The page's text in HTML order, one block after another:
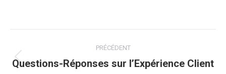
article
PRÉCÉDENT
Article
Questions-Réponses sur l’Expérience Client